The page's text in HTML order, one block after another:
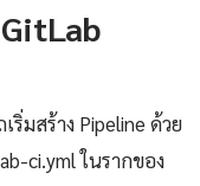
มสร้าง Pipeline ด้วย
ci.yml ในรากของ